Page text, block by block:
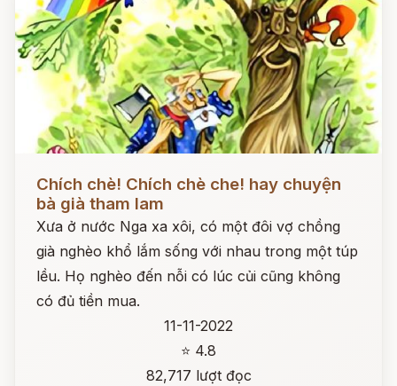
Chích chè! Chích chè che! hay chuyện
bà già tham lam
Xưa ở nước Nga xa xôi, có một đôi vợ chồng
già nghèo khổ lắm sống với nhau trong một túp
lều. Họ nghèo đến nỗi có lúc củi cũng không
có đủ tiền mua.
11-11-2022
⭐ 4.8
82,717 lượt đọc